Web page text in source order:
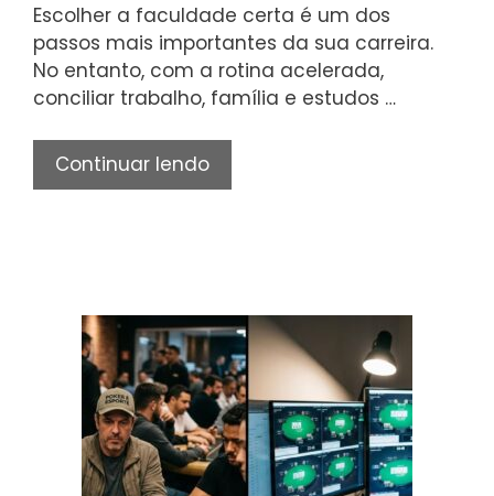
Escolher a faculdade certa é um dos
passos mais importantes da sua carreira.
No entanto, com a rotina acelerada,
conciliar trabalho, família e estudos …
Continuar lendoQual
o
Fazer
EAD
em
2026?